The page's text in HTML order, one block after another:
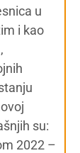
u
i kao
su:
2022 –